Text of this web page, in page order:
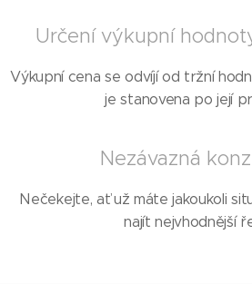
Určení výkupní
Výkupní cena se odvíjí od tržní
je stanovena po její
Nezávazná
Nečekejte, ať už máte jakoukoli
najít nejvhodnější